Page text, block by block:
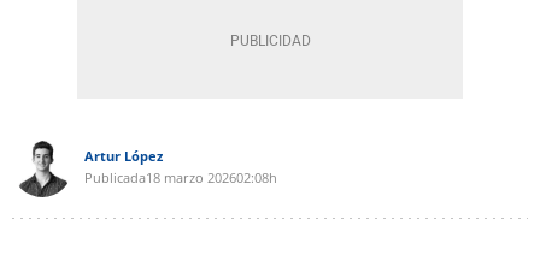
Artur López
Publicada18 marzo 202602:08h